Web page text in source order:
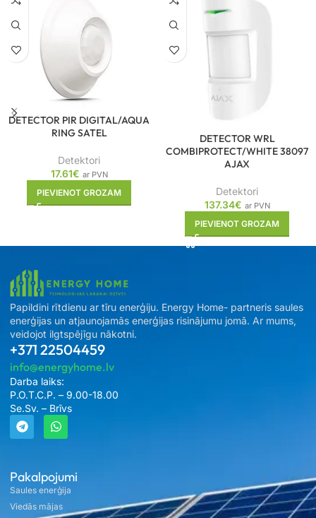
DETECTOR PIR DIGITAL/AQUA
RING SATEL
Detektori
17.61€ ar PVN
PIEVIENOT GROZAM
DETECTOR WRL
COMBIPROTECT/WHITE 38097
AJAX
Detektori
137.34€ ar PVN
PIEVIENOT GROZAM
Pakalpojumi
Saules enerģija
Viedās mājas
Papildini rītdienu ar tīru enerģiju. Energy Home- partneris saules
enerģijas un atjaunojamās enerģijas risinājumu jomā. Ar mums,
veidojot ilgtspējīgu nākotni.
+371 22504459
info@energyhome.lv
Darba laiks:
P.O.T.C.P. – 9.00-18.00
Se.Sv. – Brīvs